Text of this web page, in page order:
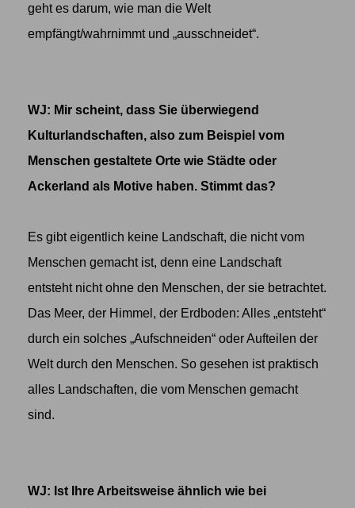
geht es darum, wie man die Welt
empfängt/wahrnimmt und „ausschneidet“.
WJ: Mir scheint, dass Sie überwiegend
Kulturlandschaften, also zum Beispiel vom
Menschen gestaltete Orte wie Städte oder
Ackerland als Motive haben. Stimmt das?
Es gibt eigentlich keine Landschaft, die nicht vom
Menschen gemacht ist, denn eine Landschaft
entsteht nicht ohne den Menschen, der sie betrachtet.
Das Meer, der Himmel, der Erdboden: Alles „entsteht“
durch ein solches „Aufschneiden“ oder Aufteilen der
Welt durch den Menschen. So gesehen ist praktisch
alles Landschaften, die vom Menschen gemacht
sind.
WJ: Ist Ihre Arbeitsweise ähnlich wie bei